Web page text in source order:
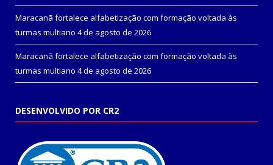
Maracanã fortalece alfabetização com formação voltada às
turmas multiano 4 de agosto de 2026
Maracanã fortalece alfabetização com formação voltada às
turmas multiano 4 de agosto de 2026
DESENVOLVIDO POR CR2